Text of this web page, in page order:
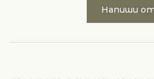
Напиши